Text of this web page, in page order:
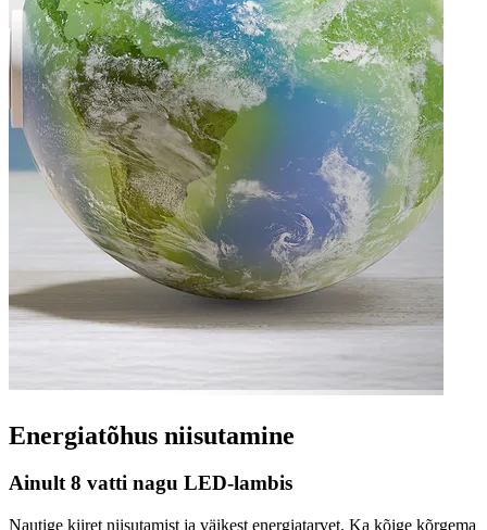
Energiatõhus niisutamine
Ainult 8 vatti nagu LED-lambis
Nautige kiiret niisutamist ja väikest energiatarvet. Ka kõige kõrgema